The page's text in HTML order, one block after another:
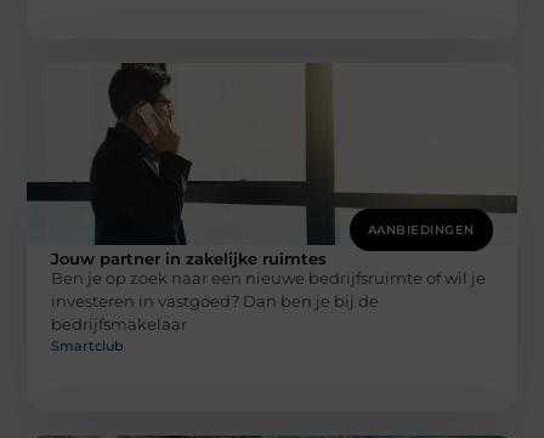
AANBIEDINGEN
Jouw partner in zakelijke ruimtes
Ben je op zoek naar een nieuwe bedrijfsruimte of wil je
investeren in vastgoed? Dan ben je bij de
bedrijfsmakelaar
Smartclub